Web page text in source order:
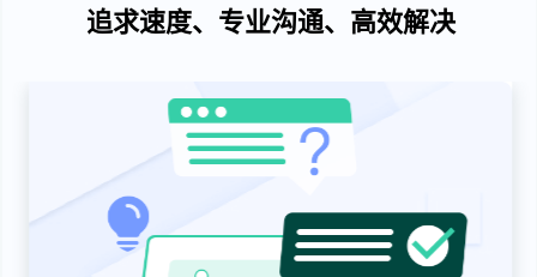
追求速度、专业沟通、高效解决